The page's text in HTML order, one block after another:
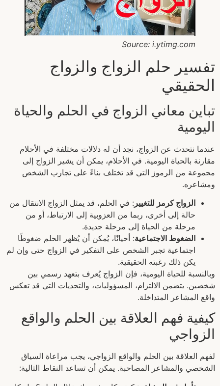
Source: i.ytimg.com
تفسير حلم الزواج والزواج
الحقيقي
تباين معاني الزواج في الحلم والحياة
اليومية
عندما نتحدث عن الزواج، نجد أن له دلالات مختلفة في الأحلام
مقارنة بالحياة اليومية. في الأحلام، يمكن أن يشير الزواج إلى
مجموعة من الرموز التي قد تختلف بناءً على تجارب الشخص
ومشاعره.
الزواج كرمز للتغيير : في الحلم، قد يمثل الزواج الانتقال من
حالة إلى أخرى، ربما من العزوبية إلى الارتباط، أو من
مرحلة من الحياة إلى مرحلة جديدة.
الضغوط الاجتماعية: أحيانًا، يُمكن أن يُظهر الحلم ضغوطًا
اجتماعية تجبر الشخص على التفكير في الزواج حتى وإن لم
يكن ذلك رغبته الحقيقية.
وبالنسبة للحياة اليومية، فإن الزواج يُعرف بتعهد رسمي بين
شخصين. يتضمن الالتزام، المسؤوليات، والتحديات التي قد تعكس
واقع المشاعر المتداخلة.
كيفية فهم العلاقة بين الحلم والواقع
الزواجي
لفهم العلاقة بين الحلم والواقع الزواجي، يجب مراعاة السياق
الشخصي والمشاعر المصاحبة. يمكن أن تساعد النقاط التالية: